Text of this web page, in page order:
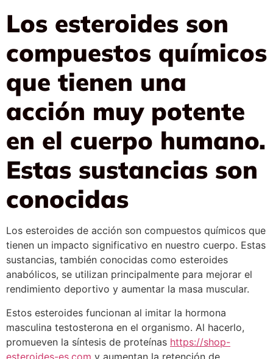
Los esteroides son
compuestos químicos
que tienen una
acción muy potente
en el cuerpo humano.
Estas sustancias son
conocidas
Los esteroides de acción son compuestos químicos que
tienen un impacto significativo en nuestro cuerpo. Estas
sustancias, también conocidas como esteroides
anabólicos, se utilizan principalmente para mejorar el
rendimiento deportivo y aumentar la masa muscular.
Estos esteroides funcionan al imitar la hormona
masculina testosterona en el organismo. Al hacerlo,
promueven la síntesis de proteínas https://shop-
esteroides-es.com y aumentan la retención de